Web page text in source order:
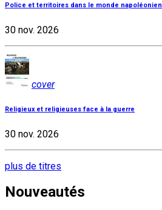
Police et territoires dans le monde napoléonien
30 nov. 2026
cover
Religieux et religieuses face à la guerre
30 nov. 2026
plus de titres
Nouveautés